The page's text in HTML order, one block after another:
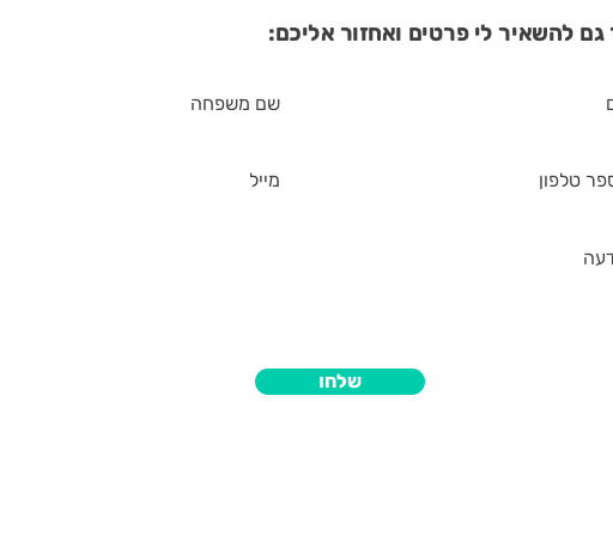
להשאיר לי פרטים ואחזור אליכם:
שלחו